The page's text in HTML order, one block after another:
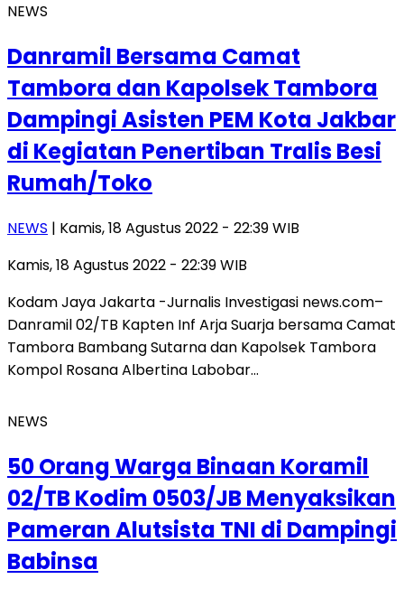
NEWS
Danramil Bersama Camat
Tambora dan Kapolsek Tambora
Dampingi Asisten PEM Kota Jakbar
di Kegiatan Penertiban Tralis Besi
Rumah/Toko
NEWS | Kamis, 18 Agustus 2022 - 22:39 WIB
Kamis, 18 Agustus 2022 - 22:39 WIB
Kodam Jaya Jakarta -Jurnalis Investigasi news.com–
Danramil 02/TB Kapten Inf Arja Suarja bersama Camat
Tambora Bambang Sutarna dan Kapolsek Tambora
Kompol Rosana Albertina Labobar…
NEWS
50 Orang Warga Binaan Koramil
02/TB Kodim 0503/JB Menyaksikan
Pameran Alutsista TNI di Dampingi
Babinsa